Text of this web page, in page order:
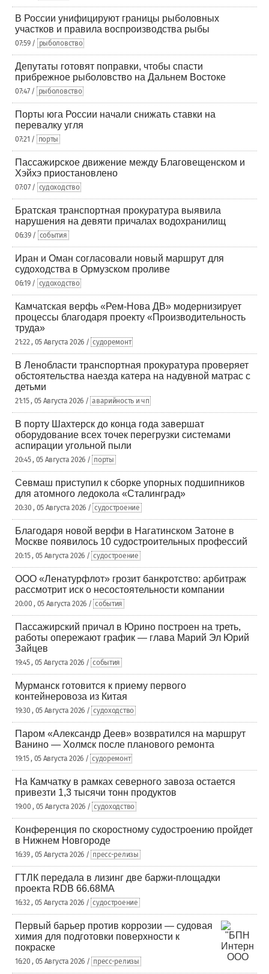
В России унифицируют границы рыболовных
участков и правила воспроизводства рыбы
07:59 / рыболовство
Депутаты готовят поправки, чтобы спасти
прибрежное рыболовство на Дальнем Востоке
07:47 / рыболовство
Порты юга России начали снижать ставки на
перевалку угля
07:21 / порты
Пассажирское движение между Благовещенском и
Хэйхэ приостановлено
07:07 / судоходство
Братская транспортная прокуратура выявила
нарушения на девяти причалах водохранилищ
06:39 / события
Иран и Оман согласовали новый маршрут для
судоходства в Ормузском проливе
06:19 / судоходство
Камчатская верфь «Рем-Нова ДВ» модернизирует
процессы благодаря проекту «Производительность
труда»
21:22 , 05 Августа 2026 / судоремонт
В Ленобласти транспортная прокуратура проверяет
обстоятельства наезда катера на надувной матрас с
детьми
21:15 , 05 Августа 2026 / аварийность и чп
В порту Шахтерск до конца года завершат
оборудование всех точек перегрузки системами
аспирации угольной пыли
20:45 , 05 Августа 2026 / порты
Севмаш приступил к сборке упорных подшипников
для атомного ледокола «Сталинград»
20:30 , 05 Августа 2026 / судостроение
Благодаря новой верфи в Нагатинском Затоне в
Москве появилось 10 судостроительных профессий
20:15 , 05 Августа 2026 / судостроение
ООО «Ленатурфлот» грозит банкротство: арбитраж
рассмотрит иск о несостоятельности компании
20:00 , 05 Августа 2026 / события
Пассажирский причал в Юрино построен на треть,
работы опережают график — глава Марий Эл Юрий
Зайцев
19:45 , 05 Августа 2026 / события
Мурманск готовится к приему первого
контейнеровоза из Китая
19:30 , 05 Августа 2026 / судоходство
Паром «Александр Деев» возвратился на маршрут
Ванино — Холмск после планового ремонта
19:15 , 05 Августа 2026 / судоремонт
На Камчатку в рамках северного завоза остается
привезти 1,3 тысячи тонн продуктов
19:00 , 05 Августа 2026 / судоходство
Конференция по скоростному судостроению пройдет
в Нижнем Новгороде
16:39 , 05 Августа 2026 / пресс-релизы
ГТЛК передала в лизинг две баржи-площадки
проекта RDB 66.68МА
16:32 , 05 Августа 2026 / судостроение
Первый барьер против коррозии — судовая
химия для подготовки поверхности к
покраске
16:20 , 05 Августа 2026 / пресс-релизы